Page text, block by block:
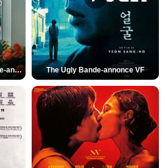
Des Fleurs pour Tokyo Bande-annonce VO STFR The Ugly Bande-annonce VF